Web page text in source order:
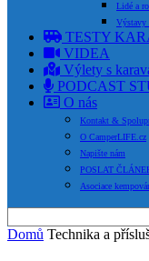
Lidé a
Výstavy
TESTY
VIDEA
Výlety s
PODCAST
O nás
Kontakt &
O CamperLIFE.cz
Napište nám
POSLAT
Asociace
Domů Technika a